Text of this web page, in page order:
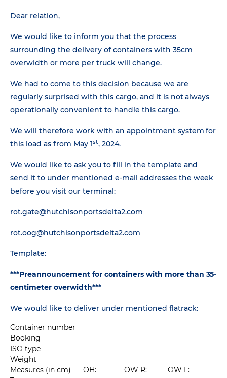
Dear relation,
We would like to inform you that the process
surrounding the delivery of containers with 35cm
overwidth or more per truck will change.
We had to come to this decision because we are
regularly surprised with this cargo, and it is not always
operationally convenient to handle this cargo.
We will therefore work with an appointment system for
this load as from May 1st, 2024.
We would like to ask you to fill in the template and
send it to under mentioned e-mail addresses the week
before you visit our terminal:
rot.gate@hutchisonportsdelta2.com
rot.oog@hutchisonportsdelta2.com
Template:
***Preannouncement for containers with more than 35-
centimeter overwidth***
We would like to deliver under mentioned flatrack:
Container number
Booking
ISO type
Weight
Measures (in cm)
OH: OW R:
OW L: